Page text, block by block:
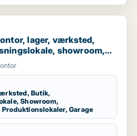
lager, værksted, butik,
lager, værksted,
showroom,
produktionslokaler eller
Region Sjælland eller
Butik,
Showroom,
Garage